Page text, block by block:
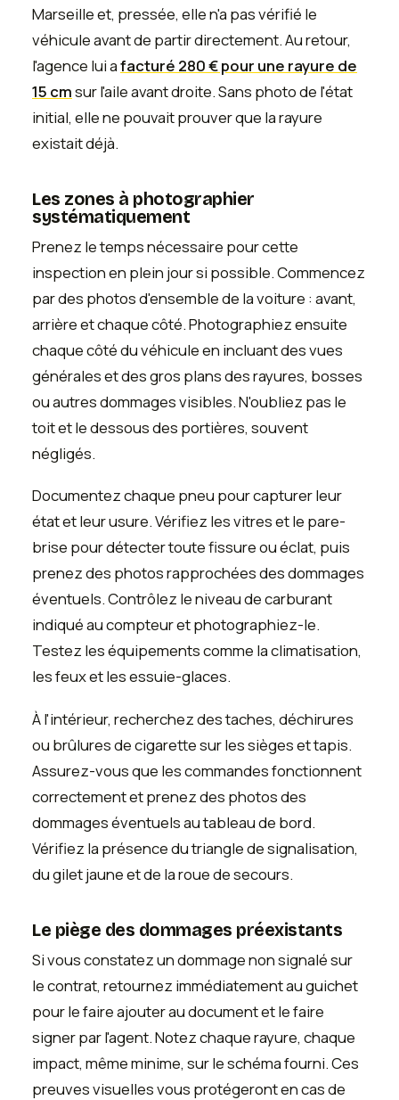
Marseille et, pressée, elle n'a pas vérifié le
véhicule avant de partir directement. Au retour,
l'agence lui afacturé 280 € pour une rayure de
15 cmsur l'aile avant droite. Sans photo de l'état
initial, elle ne pouvait prouver que la rayure
existait déjà.
Les zones à photographier
systématiquement
Prenez le temps nécessaire pour cette
inspection en plein jour si possible. Commencez
par des photos d'ensemble de la voiture : avant,
arrière et chaque côté. Photographiez ensuite
chaque côté du véhicule en incluant des vues
générales et des gros plans des rayures, bosses
ou autres dommages visibles. N'oubliez pas le
toit et le dessous des portières, souvent
négligés.
Documentez chaque pneu pour capturer leur
état et leur usure. Vérifiez les vitres et le pare-
brise pour détecter toute fissure ou éclat, puis
prenez des photos rapprochées des dommages
éventuels. Contrôlez le niveau de carburant
indiqué au compteur et photographiez-le.
Testez les équipements comme la climatisation,
les feux et les essuie-glaces.
À l'intérieur, recherchez des taches, déchirures
ou brûlures de cigarette sur les sièges et tapis.
Assurez-vous que les commandes fonctionnent
correctement et prenez des photos des
dommages éventuels au tableau de bord.
Vérifiez la présence du triangle de signalisation,
du gilet jaune et de la roue de secours.
Le piège des dommages préexistants
Si vous constatez un dommage non signalé sur
le contrat, retournez immédiatement au guichet
pour le faire ajouter au document et le faire
signer par l'agent. Notez chaque rayure, chaque
impact, même minime, sur le schéma fourni. Ces
preuves visuelles vous protégeront en cas de